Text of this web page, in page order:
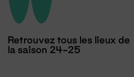
Retrouvez tous les lieux de
la saison 24-25